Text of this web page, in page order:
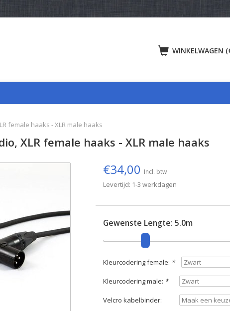
WINKELWAGEN
female haaks - XLR male haaks
XLR female haaks - XLR male haaks
€34,00 Incl. btw
Levertijd: 1-3 werkdagen
Gewenste Lengte: 5.0m
Kleurcodering female: *
Kleurcodering male: *
Velcro kabelbinder: